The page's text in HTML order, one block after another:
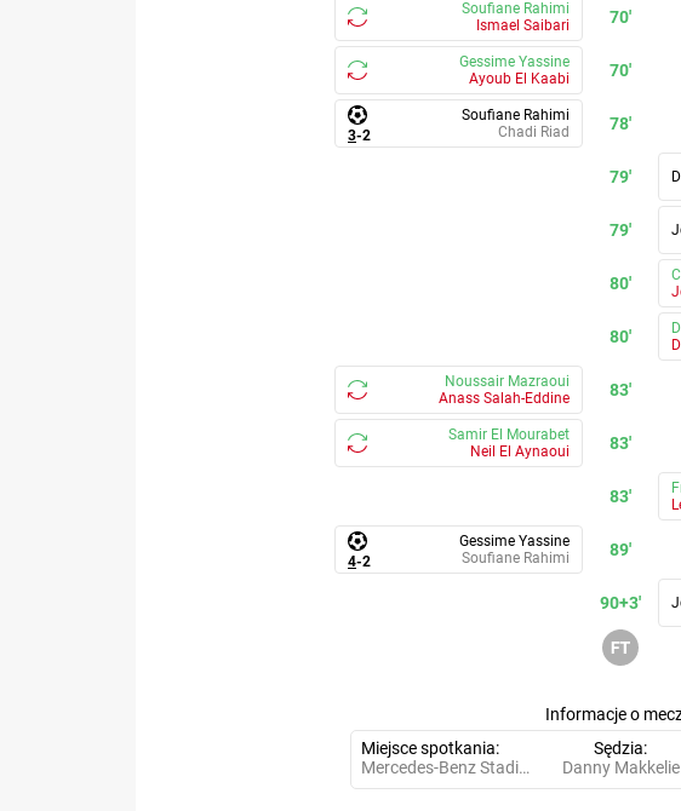
70'
Soufiane Rahimi
Ismael Saibari
70'
Gessime Yassine
Ayoub El Kaabi
78'
3-2
Soufiane Rahimi
Chadi Riad
79'
79'
80'
80'
83'
Noussair Mazraoui
Anass Salah-Eddine
83'
Samir El Mourabet
Neil El Aynaoui
83'
89'
4-2
Gessime Yassine
Soufiane Rahimi
90+3'
Informacje o
Miejsce spotkania
Mercedes-Benz Stadium
Sędzia
Danny Makkelie